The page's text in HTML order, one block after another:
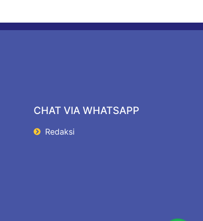
CHAT VIA WHATSAPP
Redaksi